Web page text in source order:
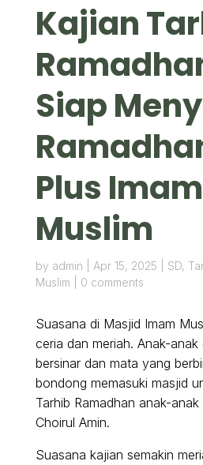
Kajian
Siap
Plus Imam
Muslim
by admin Apr 15, 2025 SD,
Muslim
0 comments
Suasana di Masjid Imam
ceria dan meriah. Anak-
bersinar dan mata yang
bondong memasuki masjid
Tarhib Ramadhan anak-
Choirul Amin.
Suasana kajian semakin